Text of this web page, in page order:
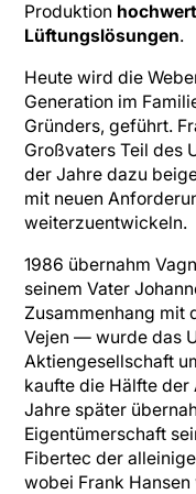
Produktion
Lüftungslösungen.
Heute wird die
Generation im
Gründers, geführt.
Großvaters Teil des
der Jahre dazu
mit neuen
weiterzuentwickeln.
1986 übernahm
seinem Vater
Zusammenhang mit
Vejen — wurde das
Aktiengesellschaft
kaufte die Hälfte der
Jahre später
Eigentümerschaft
Fibertec der
wobei Frank